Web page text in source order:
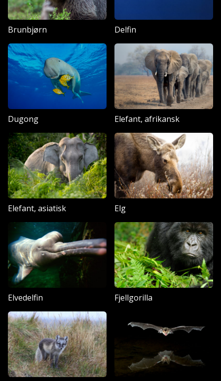
Brunbjørn Delfin
Dugong Elefant, afrikansk
Elefant, asiatisk Elg
Elvedelfin Fjellgorilla